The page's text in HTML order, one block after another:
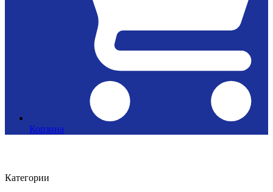
Корзина
Категории